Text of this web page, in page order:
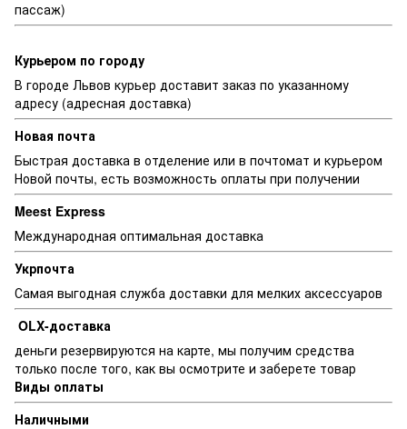
пассаж)
Курьером по городу
В городе Львов курьер доставит заказ по указанному
адресу (адресная доставка)
Новая почта
Быстрая доставка в отделение или в почтомат и курьером
Новой почты, есть возможность оплаты при получении
Meest Express
Международная оптимальная доставка
Укрпочта
Самая выгодная служба доставки для мелких аксессуаров
OLX-доставка
деньги резервируются на карте, мы получим средства
только после того, как вы осмотрите и заберете товар
Виды оплаты
Наличными